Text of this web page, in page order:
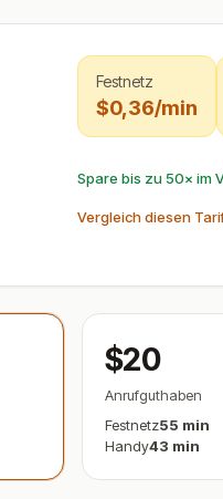
Festnetz
$0,36/min
Spare bis zu 50× im
Vergleich diesen
$20
Anrufguthaben
Festnetz55 min
Handy43 min